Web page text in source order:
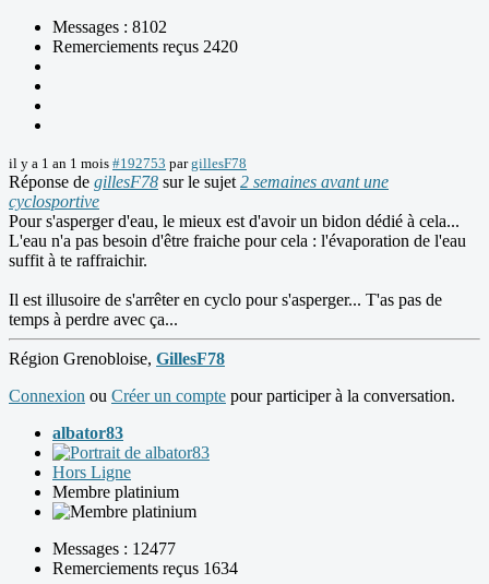
Messages : 8102
Remerciements reçus 2420
il y a 1 an 1 mois #192753 pargillesF78
Réponse de gillesF78 sur le sujet 2 semaines avant une
cyclosportive
Pour s'asperger d'eau, le mieux est d'avoir un bidon dédié à cela...
L'eau n'a pas besoin d'être fraiche pour cela : l'évaporation de l'eau
suffit à te raffraichir.
Il est illusoire de s'arrêter en cyclo pour s'asperger... T'as pas de
temps à perdre avec ça...
Région Grenobloise, GillesF78
Connexion ou Créer un compte pour participer à la conversation.
albator83
Hors Ligne
Membre platinium
Messages : 12477
Remerciements reçus 1634